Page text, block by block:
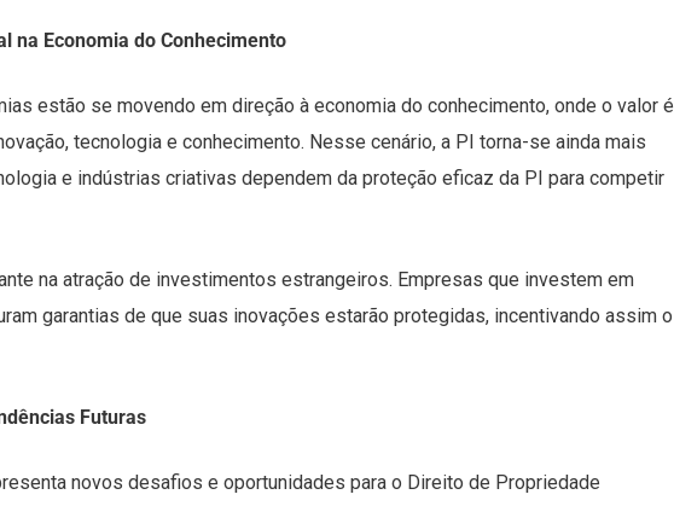
na Economia do Conhecimento
estão se movendo em direção à economia do conhecimento, onde o valor é
tecnologia e conhecimento. Nesse cenário, a PI torna-se ainda mais
e indústrias criativas dependem da proteção eficaz da PI para competir
na atração de investimentos estrangeiros. Empresas que investem em
garantias de que suas inovações estarão protegidas, incentivando assim o
Futuras
novos desafios e oportunidades para o Direito de Propriedade